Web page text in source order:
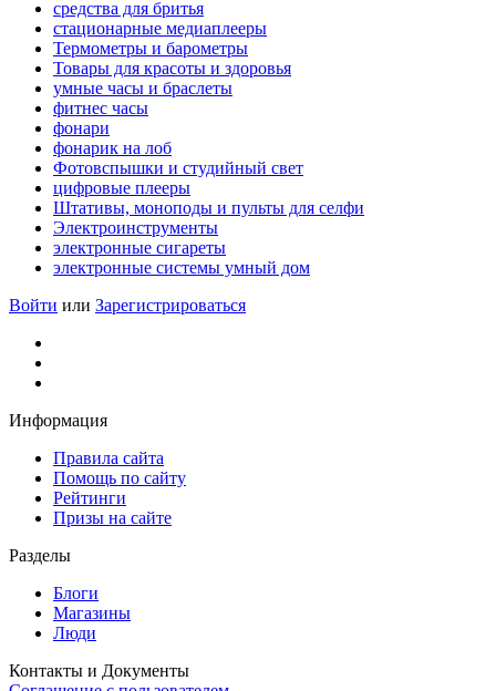
средства для бритья
стационарные медиаплееры
Термометры и барометры
Товары для красоты и здоровья
умные часы и браслеты
фитнес часы
фонари
фонарик на лоб
Фотовспышки и студийный свет
цифровые плееры
Штативы, моноподы и пульты для селфи
Электроинструменты
электронные сигареты
электронные системы умный дом
Войти или Зарегистрироваться
Информация
Правила сайта
Помощь по сайту
Рейтинги
Призы на сайте
Разделы
Блоги
Магазины
Люди
Контакты и Документы